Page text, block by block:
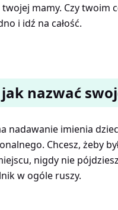
mamy. Czy twoim
i idź na całość.
nazwać
nadawanie imienia
Chcesz, żeby
nigdy nie
w ogóle ruszy.